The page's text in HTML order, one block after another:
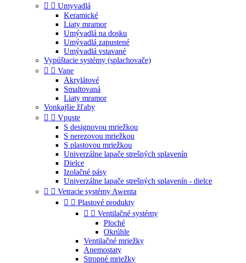
  Umyvadlá
Keramické
Liaty mramor
Umývadlá na dosku
Umývadlá zapustené
Umývadlá vstavané
Vypúštacie systémy (splachovače)
  Vane
Akrylátové
Smaltovaná
Liaty mramor
Vonkajšie žľaby
  Vpuste
S designovou mriežkou
S nerezovou mriežkou
S plastovou mriežkou
Univerzálne lapače strešných splavenín
Dielce
Izolačné pásy
Univerzálne lapače strešných splavenín - dielce
  Vetracie systémy Awenta
  Plastové produkty
  Ventilačné systémy
Ploché
Okrúhle
Ventilačné mriežky
Anemostaty
Stropné mriežky